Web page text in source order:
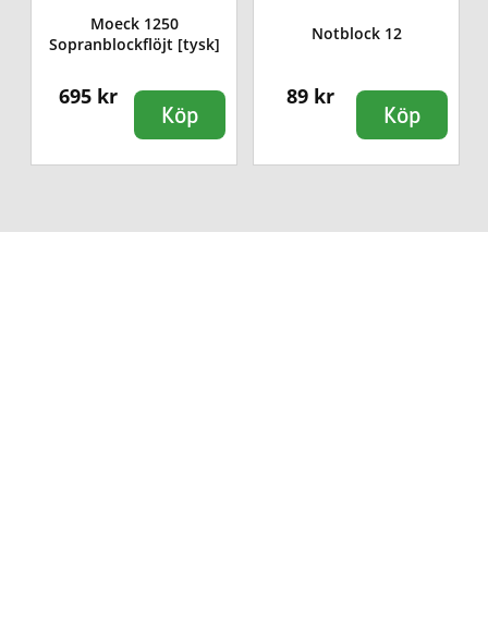
Moeck 1250
Sopranblockflöjt [tysk]
695 kr
Köp
Notblock 12
89 kr
Köp